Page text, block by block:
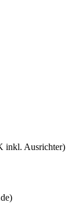
inkl. Ausrichter)
)